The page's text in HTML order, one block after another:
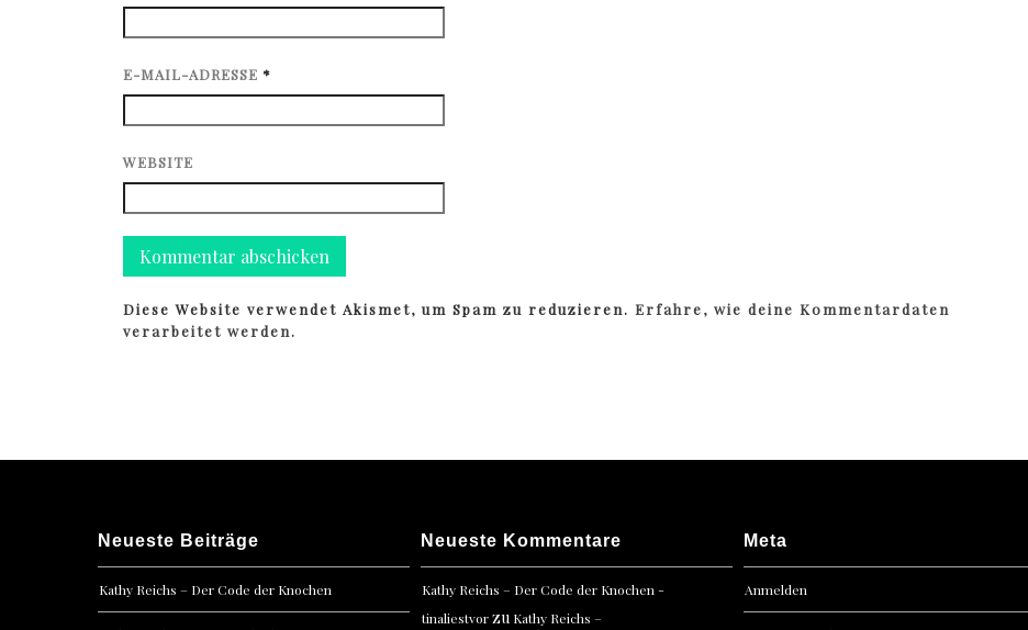
E-MAIL-ADRESSE *
WEBSITE
Diese Website verwendet Akismet, um Spam zu reduzieren.Erfahre, wie deine Kommentardaten
verarbeitet werden.
Neueste Beiträge
Kathy Reichs – Der Code der Knochen
Neueste Kommentare
Kathy Reichs – Der Code der Knochen -
tinaliestvorzu Kathy Reichs –
Meta
Anmelden